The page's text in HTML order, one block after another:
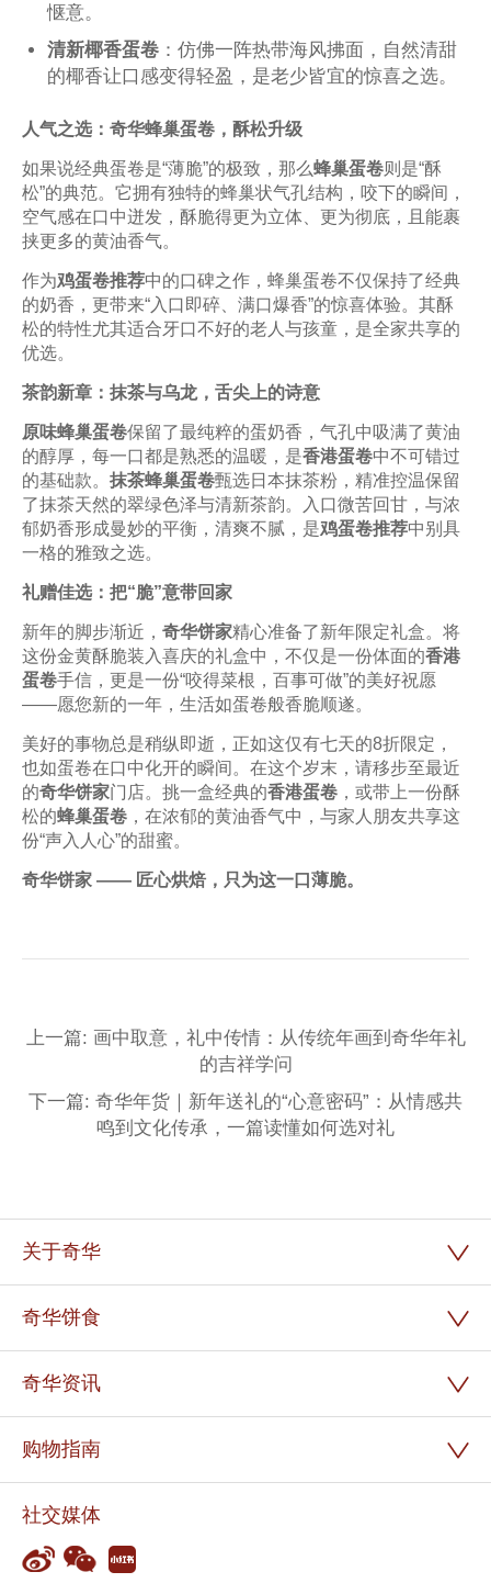
惬意。
清新椰香蛋卷 ：仿佛一阵热带海风拂面，自然清甜
的椰香让口感变得轻盈，是老少皆宜的惊喜之选。
人气之选：奇华蜂巢蛋卷，酥松升级
如果说经典蛋卷是“薄脆”的极致，那么蜂巢蛋卷则是“酥
松”的典范。它拥有独特的蜂巢状气孔结构，咬下的瞬间，
空气感在口中迸发，酥脆得更为立体、更为彻底，且能裹
挟更多的黄油香气。
作为鸡蛋卷推荐中的口碑之作，蜂巢蛋卷不仅保持了经典
的奶香，更带来“入口即碎、满口爆香”的惊喜体验。其酥
松的特性尤其适合牙口不好的老人与孩童，是全家共享的
优选。
茶韵新章：抹茶与乌龙，舌尖上的诗意
原味蜂巢蛋卷保留了最纯粹的蛋奶香，气孔中吸满了黄油
的醇厚，每一口都是熟悉的温暖，是香港蛋卷中不可错过
的基础款。 抹茶蜂巢蛋卷甄选日本抹茶粉，精准控温保留
了抹茶天然的翠绿色泽与清新茶韵。入口微苦回甘，与浓
郁奶香形成曼妙的平衡，清爽不腻，是鸡蛋卷推荐中别具
一格的雅致之选。
礼赠佳选：把“脆”意带回家
新年的脚步渐近， 奇华饼家精心准备了新年限定礼盒。将
这份金黄酥脆装入喜庆的礼盒中，不仅是一份体面的香港
蛋卷手信，更是一份“咬得菜根，百事可做”的美好祝愿
——愿您新的一年，生活如蛋卷般香脆顺遂。
美好的事物总是稍纵即逝，正如这仅有七天的8折限定，
也如蛋卷在口中化开的瞬间。在这个岁末，请移步至最近
的奇华饼家门店。挑一盒经典的香港蛋卷 ，或带上一份酥
松的蜂巢蛋卷 ，在浓郁的黄油香气中，与家人朋友共享这
份“声入人心”的甜蜜。
奇华饼家 —— 匠心烘焙，只为这一口薄脆。
上一篇: 画中取意，礼中传情：从传统年画到奇华年礼
的吉祥学问
下一篇: 奇华年货｜新年送礼的“心意密码”：从情感共
鸣到文化传承，一篇读懂如何选对礼
社交媒体
关于奇华
奇华饼食
奇华资讯
购物指南